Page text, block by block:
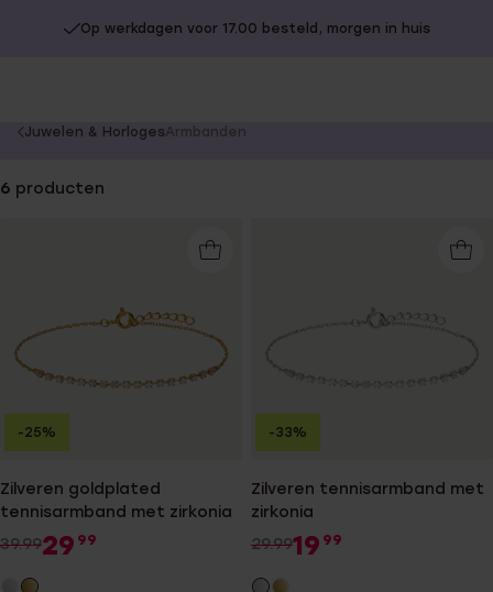
Op werkdagen voor 17.00 besteld, morgen in huis
You
here:
Juwelen & HorlogesArmbanden
6 producten
Zilveren goldplated
tennisarmband met zirkonia
39.9929 99
-25%
Zilveren tennisarmband met
zirkonia
29.9919 99
-33%